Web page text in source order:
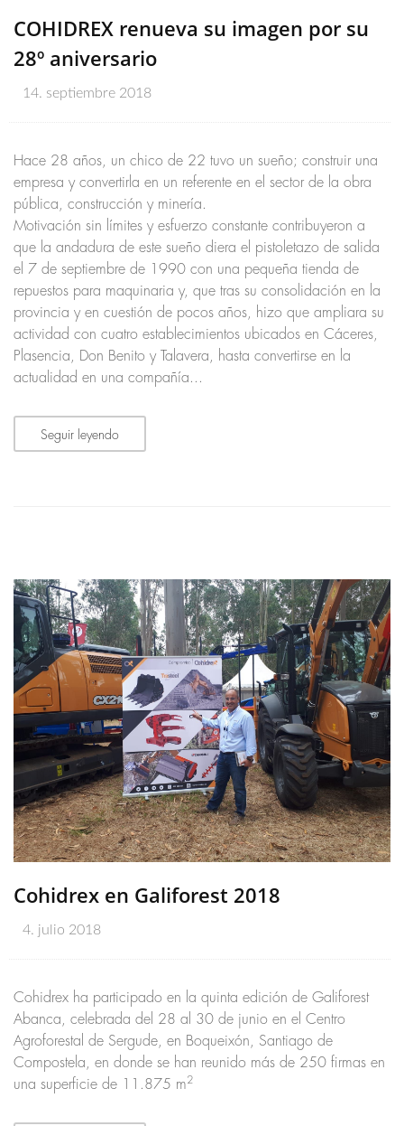
COHIDREX renueva su imagen por su
28º aniversario
14. septiembre 2018
Hace 28 años, un chico de 22 tuvo un sueño; construir una
empresa y convertirla en un referente en el sector de la obra
pública, construcción y minería.
Motivación sin límites y esfuerzo constante contribuyeron a
que la andadura de este sueño diera el pistoletazo de salida
el 7 de septiembre de 1990 con una pequeña tienda de
repuestos para maquinaria y, que tras su consolidación en la
provincia y en cuestión de pocos años, hizo que ampliara su
actividad con cuatro establecimientos ubicados en Cáceres,
Plasencia, Don Benito y Talavera, hasta convertirse en la
actualidad en una compañía...
Seguir leyendo
Cohidrex en Galiforest 2018
4. julio 2018
Cohidrex ha participado en la quinta edición de Galiforest
Abanca, celebrada del 28 al 30 de junio en el Centro
Agroforestal de Sergude, en Boqueixón, Santiago de
Compostela, en donde se han reunido más de 250 firmas en
una superficie de 11.875 m2